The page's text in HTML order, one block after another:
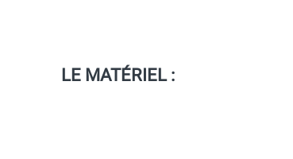
LE MATÉRIEL :